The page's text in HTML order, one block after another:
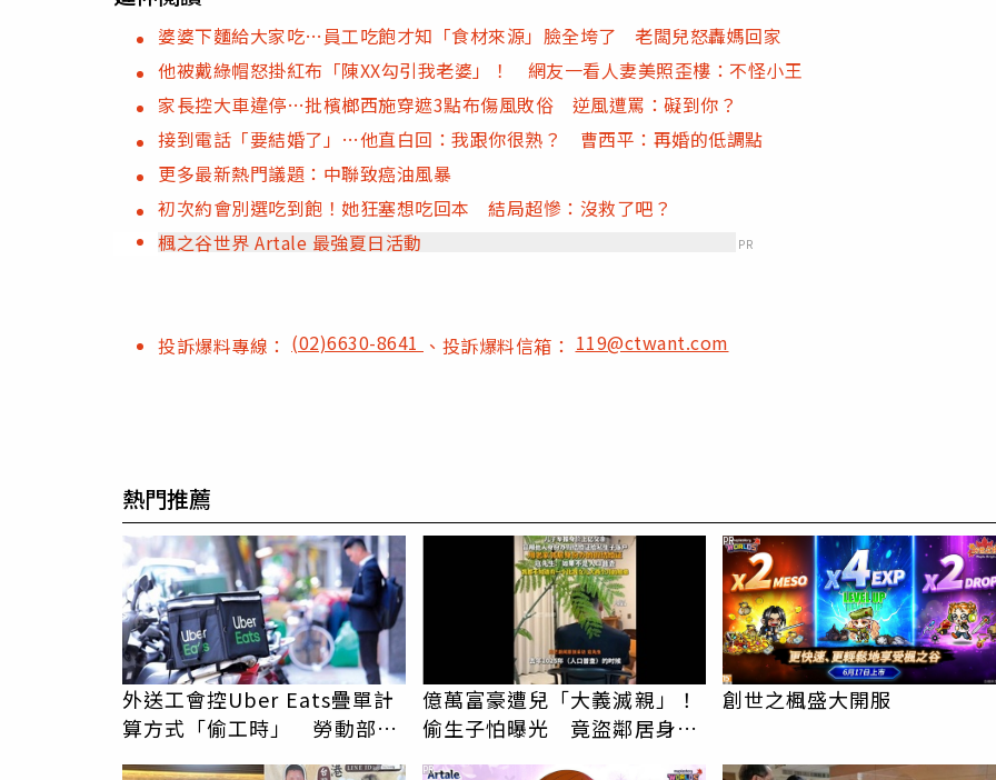
婆婆下麵給大家吃…員工吃飽才知「食材來源」臉全垮了 老闆兒怒轟媽回家
他被戴綠帽怒掛紅布「陳XX勾引我老婆」！ 網友一看人妻美照歪樓：不怪小王
家長控大車違停…批檳榔西施穿遮3點布傷風敗俗 逆風遭罵：礙到你？
接到電話「要結婚了」…他直白回：我跟你很熟？ 曹西平：再婚的低調點
更多最新熱門議題：中聯致癌油風暴
初次約會別選吃到飽！她狂塞想吃回本 結局超慘：沒救了吧？
楓之谷世界 Artale 最強夏日活動
PR
投訴爆料專線： (02)6630-8641 、投訴爆料信箱：119@ctwant.com
熱門推薦
外送工會控Uber Eats疊單計
算方式「偷工時」 勞動部認
億萬富豪遭兒「大義滅親」！
偷生子怕曝光 竟盜鄰居身份
創世之楓盛大開服
PR
PR